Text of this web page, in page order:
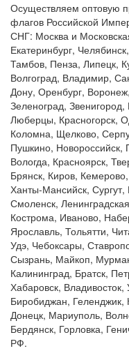
Осуществляем оптовую
флагов Российской
СНГ: Москва и
Екатеринбург,
Тамбов, Пенза, Липецк,
Волгоград, Владимир,
Дону, Оренбург,
Зеленоград,
Люберцы, Красногорск,
Коломна, Щелково,
Пушкино, Новороссийск,
Вологда, Красноярск,
Брянск, Киров,
Ханты-Мансийск, Сургут,
Смоленск,
Кострома, Иваново,
Ярославль, Тольятти,
Удэ, Чебоксары,
Сызрань, Майкоп,
Калининград, Братск,
Хабаровск, Владивосток,
Биробиджан, Геленджик,
Донецк, Мариуполь,
Бердянск, Горловка,
РФ.